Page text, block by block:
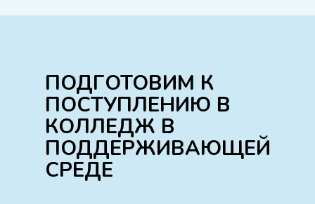
ПОДГОТОВИМ К
ПОСТУПЛЕНИЮ В
КОЛЛЕДЖ В
ПОДДЕРЖИВАЮЩЕЙ
СРЕДЕ